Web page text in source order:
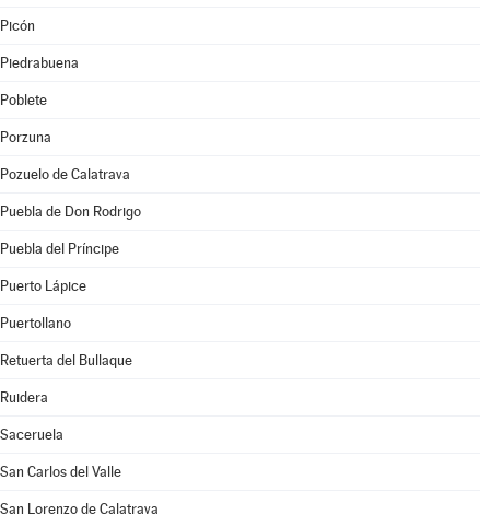
Picón
Piedrabuena
Poblete
Porzuna
Pozuelo de Calatrava
Puebla de Don Rodrigo
Puebla del Príncipe
Puerto Lápice
Puertollano
Retuerta del Bullaque
Ruidera
Saceruela
San Carlos del Valle
San Lorenzo de Calatrava